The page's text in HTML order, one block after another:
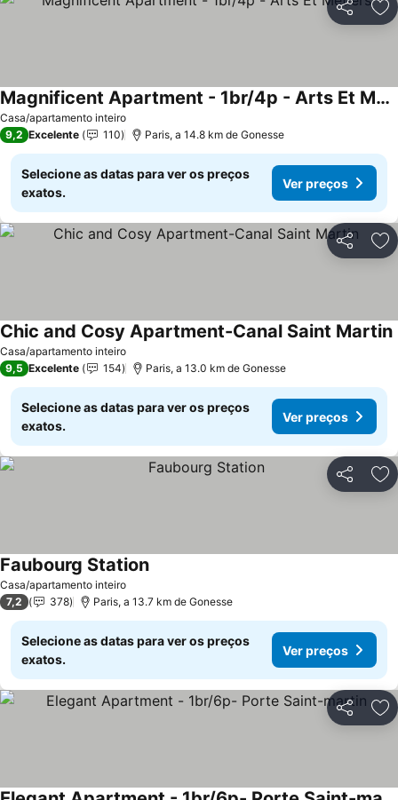
Partilhar
Casa/apartamento inteiro
Magnificent Apartment - 1br/4p - Arts Et Métiers
9,2 Excelente 110 Paris, a 14.8 km de Gonesse
Selecione as datas para ver os preços
exatos.
Ver preços
Partilhar
Casa/apartamento inteiro
Chic and Cosy Apartment-Canal Saint Martin
9,5 Excelente 154 Paris, a 13.0 km de Gonesse
Selecione as datas para ver os preços
exatos.
Ver preços
Partilhar
Casa/apartamento inteiro
Faubourg Station
7,2 378 Paris, a 13.7 km de Gonesse
Selecione as datas para ver os preços
exatos.
Ver preços
Partilhar